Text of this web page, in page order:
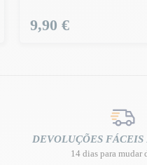
Preço
9,90 €
DEVOLUÇÕES FÁCEIS
14 dias para mudar